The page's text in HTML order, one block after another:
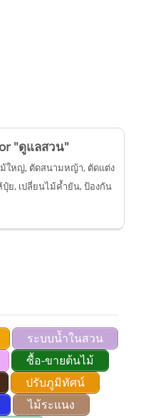
"ดูแลสวน"
ใหญ่, ตัดสนามหญ้า, ตัดแต่ง
ย, เปลี่ยนไม้ค้ำยัน, ป้องกัน
ระบบน้ำในสวน
ซื้อ-ขายต้นไม้
ปรับภูมิทัศน์
ไม้ระแนง